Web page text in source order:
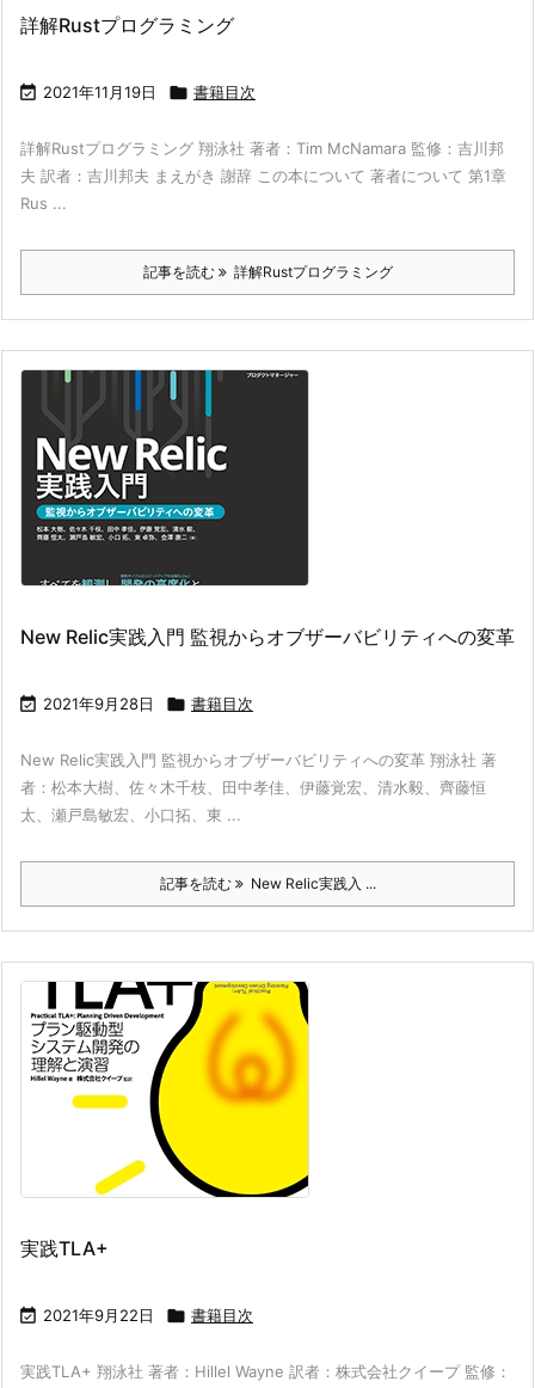
詳解Rustプログラミング
 2021年11月19日  書籍目次
詳解Rustプログラミング 翔泳社 著者：Tim McNamara 監修：吉川邦
夫 訳者：吉川邦夫 まえがき 謝辞 この本について 著者について 第1章
Rus ...
記事を読む 詳解Rustプログラミング
New Relic実践入門 監視からオブザーバビリティへの変革
 2021年9月28日  書籍目次
New Relic実践入門 監視からオブザーバビリティへの変革 翔泳社 著
者：松本大樹、佐々木千枝、田中孝佳、伊藤覚宏、清水毅、齊藤恒
太、瀬戸島敏宏、小口拓、東 ...
記事を読む New Relic実践入 ...
実践TLA+
 2021年9月22日  書籍目次
実践TLA+ 翔泳社 著者：Hillel Wayne 訳者：株式会社クイープ 監修：